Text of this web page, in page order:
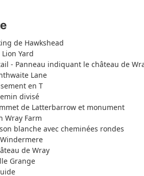
de Hawkshead
Yard
- Panneau indiquant le château de
Lane
en T
divisé
de Latterbarrow et monument
Wray Farm
blanche avec cheminées rondes
de Wray
Grange